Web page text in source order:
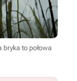
to połowa